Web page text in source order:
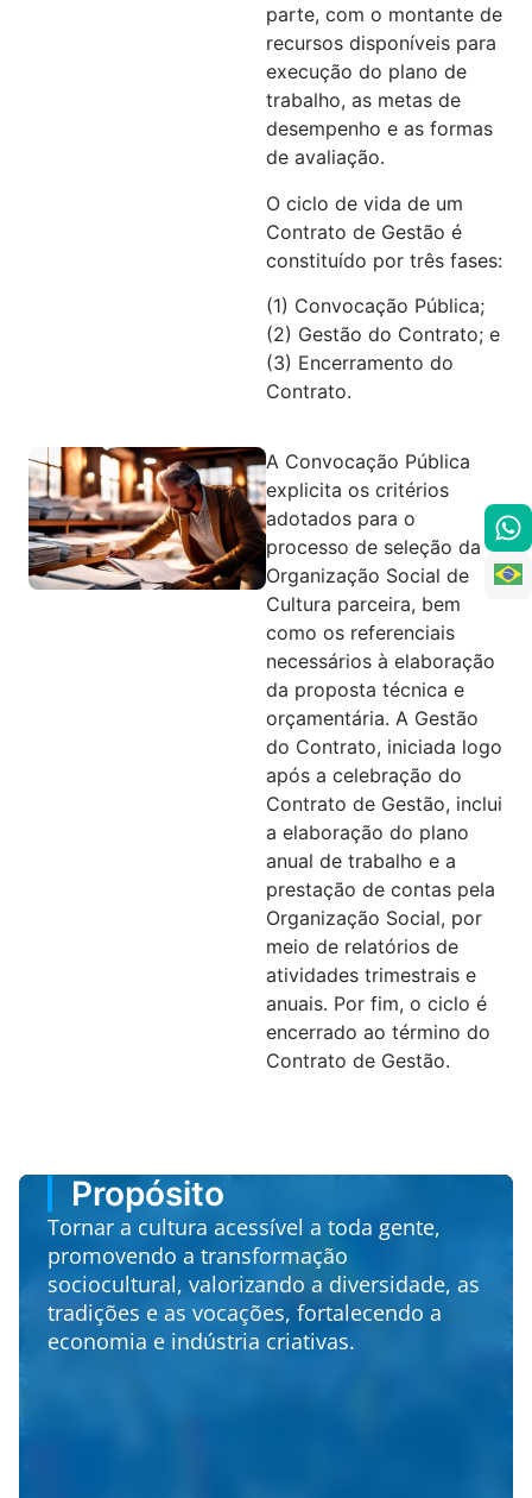
parte, com o montante de
recursos disponíveis para
execução do plano de
trabalho, as metas de
desempenho e as formas
de avaliação.
O ciclo de vida de um
Contrato de Gestão é
constituído por três fases:
(1) Convocação Pública;
(2) Gestão do Contrato; e
(3) Encerramento do
Contrato.
A Convocação Pública
explicita os critérios
adotados para o
processo de seleção da
Organização Social de
Cultura parceira, bem
como os referenciais
necessários à elaboração
da proposta técnica e
orçamentária. A Gestão
do Contrato, iniciada logo
após a celebração do
Contrato de Gestão, inclui
a elaboração do plano
anual de trabalho e a
prestação de contas pela
Organização Social, por
meio de relatórios de
atividades trimestrais e
anuais. Por fim, o ciclo é
encerrado ao término do
Contrato de Gestão.
Propósito
Tornar a cultura acessível a toda gente,
promovendo a transformação
sociocultural, valorizando a diversidade, as
tradições e as vocações, fortalecendo a
economia e indústria criativas.